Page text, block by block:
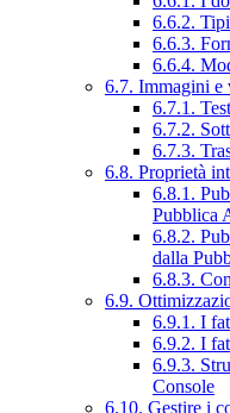
6.6.2.
6.6.3.
6.6.4.
6.7. Immagini e
6.7.1.
6.7.2.
6.7.3.
6.8. Proprietà
6.8.1.
Pubblica
6.8.2.
dalla
6.8.3.
6.9.
6.9.1. I
6.9.2. I
6.9.3.
Console
6.10. Gestire i